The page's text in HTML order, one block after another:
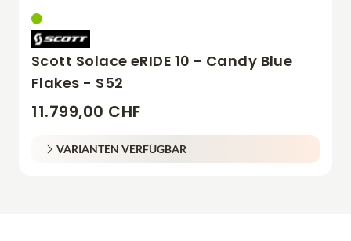
Scott Solace eRIDE 10 - Candy Blue
Flakes - S52
11.799,00 CHF
VARIANTEN VERFÜGBAR